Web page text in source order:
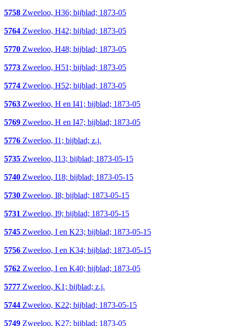
5758 Zweeloo, H36; bijblad; 1873-05
5764 Zweeloo, H42; bijblad; 1873-05
5770 Zweeloo, H48; bijblad; 1873-05
5773 Zweeloo, H51; bijblad; 1873-05
5774 Zweeloo, H52; bijblad; 1873-05
5763 Zweeloo, H en I41; bijblad; 1873-05
5769 Zweeloo, H en I47; bijblad; 1873-05
5776 Zweeloo, I1; bijblad; z.j.
5735 Zweeloo, I13; bijblad; 1873-05-15
5740 Zweeloo, I18; bijblad; 1873-05-15
5730 Zweeloo, I8; bijblad; 1873-05-15
5731 Zweeloo, I9; bijblad; 1873-05-15
5745 Zweeloo, I en K23; bijblad; 1873-05-15
5756 Zweeloo, I en K34; bijblad; 1873-05-15
5762 Zweeloo, I en K40; bijblad; 1873-05
5777 Zweeloo, K1; bijblad; z.j.
5744 Zweeloo, K22; bijblad; 1873-05-15
5749 Zweeloo, K27; bijblad; 1873-05